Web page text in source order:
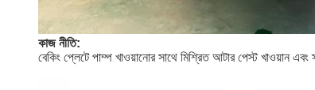
কাজ নীতি:
বেকিং প্লেটে পাম্প খাওয়ানোর সাথে মিশ্রিত আটার পেস্ট খাওয়ান